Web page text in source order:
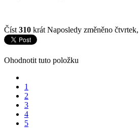
Číst 310 krát Naposledy změněno
Ohodnotit tuto položku
1
2
3
4
5